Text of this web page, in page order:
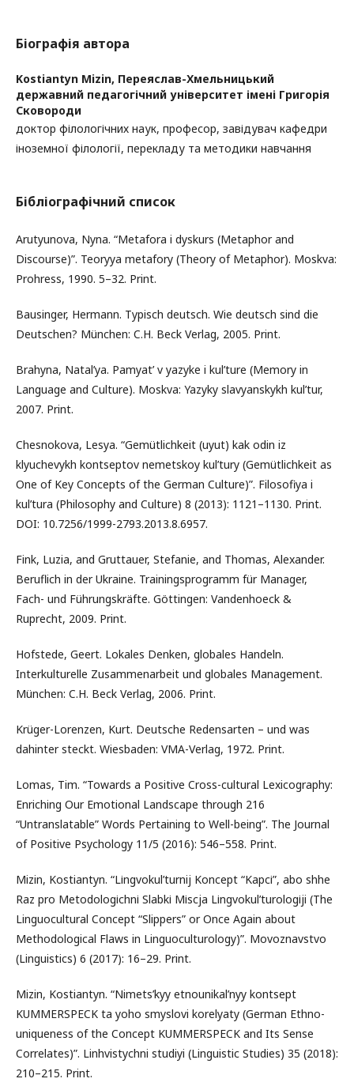
Біографія автора
Kostiantyn Mizin, Переяслав-Хмельницький
державний педагогічний університет імені Григорія
Сковороди
доктор філологічних наук, професор, завідувач кафедри
іноземної філології, перекладу та методики навчання
Бібліографічний список
Arutyunova, Nyna. “Metafora i dyskurs (Metaphor and
Discourse)”. Teoryya metafory (Theory of Metaphor). Moskva:
Prohress, 1990. 5–32. Print.
Bausinger, Hermann. Typisch deutsch. Wie deutsch sind die
Deutschen? München: C.H. Beck Verlag, 2005. Print.
Brahyna, Natal’ya. Pamyat’ v yazyke i kul’ture (Memory in
Language and Culture). Moskva: Yazyky slavyanskykh kul’tur,
2007. Print.
Chesnokova, Lesya. “Gemütlichkeit (uyut) kak odin iz
klyuchevykh kontseptov nemetskoy kul’tury (Gemütlichkeit as
One of Key Concepts of the German Culture)”. Filosofiya i
kul’tura (Philosophy and Culture) 8 (2013): 1121–1130. Print.
DOI: 10.7256/1999-2793.2013.8.6957.
Fink, Luzia, and Gruttauer, Stefanie, and Thomas, Alexander.
Beruflich in der Ukraine. Trainingsprogramm für Manager,
Fach- und Führungskräfte. Göttingen: Vandenhoeck &
Ruprecht, 2009. Print.
Hofstede, Geert. Lokales Denken, globales Handeln.
Interkulturelle Zusammenarbeit und globales Management.
München: C.H. Beck Verlag, 2006. Print.
Krüger-Lorenzen, Kurt. Deutsche Redensarten – und was
dahinter steckt. Wiesbaden: VMA-Verlag, 1972. Print.
Lomas, Tim. “Towards a Positive Cross-cultural Lexicography:
Enriching Our Emotional Landscape through 216
“Untranslatable” Words Pertaining to Well-being”. The Journal
of Positive Psychology 11/5 (2016): 546–558. Print.
Mizin, Kostiantyn. “Lіngvokul’turnij Koncept “Kapcі”, abo shhe
Raz pro Metodologіchnі Slabkі Mіscja Lіngvokul’turologіji (The
Linguocultural Concept “Slippers” or Once Again about
Methodological Flaws in Linguoculturology)”. Movoznavstvo
(Linguistics) 6 (2017): 16–29. Print.
Mizin, Kostiantyn. “Nimets’kyy etnounikal’nyy kontsept
KUMMERSPECK ta yoho smyslovi korelyaty (German Ethno-
uniqueness of the Concept KUMMERSPECK and Its Sense
Correlates)”. Linhvistychni studiyi (Linguistic Studies) 35 (2018):
210–215. Print.